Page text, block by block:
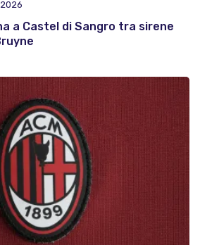
a Castel di Sangro tra sirene